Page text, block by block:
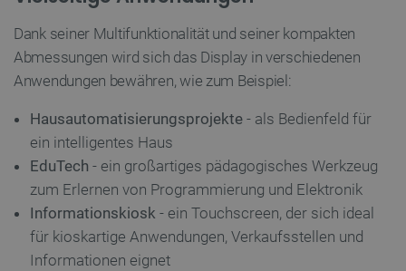
Dank seiner Multifunktionalität und seiner kompakten
Abmessungen wird sich das Display in verschiedenen
Anwendungen bewähren, wie zum Beispiel:
Hausautomatisierungsprojekte - als Bedienfeld für
ein intelligentes Haus
EduTech - ein großartiges pädagogisches Werkzeug
zum Erlernen von Programmierung und Elektronik
Informationskiosk - ein Touchscreen, der sich ideal
für kioskartige Anwendungen, Verkaufsstellen und
Informationen eignet
critAccountId botland.de
Datenschutzerklärung von Google